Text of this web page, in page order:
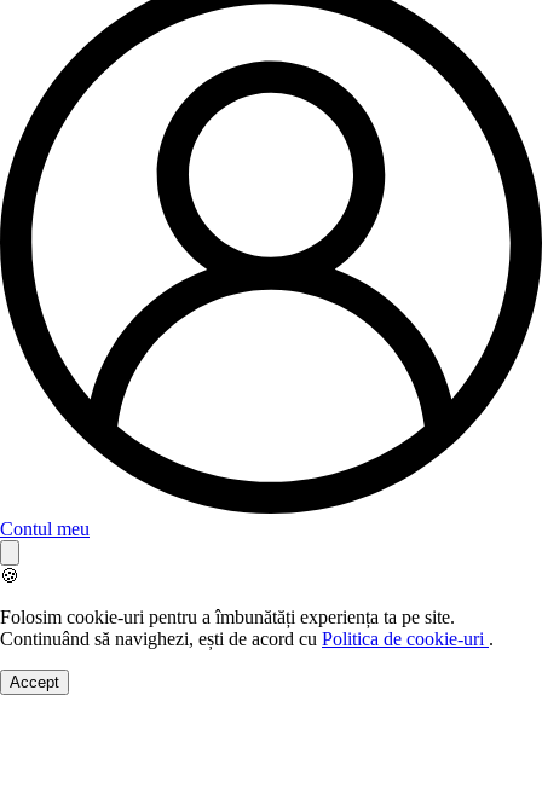
Contul meu
🍪
Folosim cookie-uri pentru a îmbunătăți experiența ta pe site.
Continuând să navighezi, ești de acord cu Politica de cookie-uri .
Accept